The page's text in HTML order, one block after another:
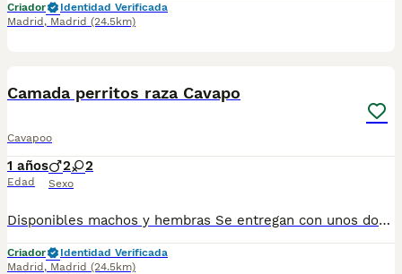
Criador
Identidad Verificada
Madrid , Madrid (24.5km)
Camada perritos raza Cavapo
Cavapoo
1 años
Edad
2 2
Sexo
Disponibles machos y hembras Se entregan con unos dos meses y medio de edad y sus vacunas correspondientes, desparasitados, certificado de salud, garantías por escrito tanto por enfermedad vírica como congénito genética. Todos los cachorros son descendientes de las mejores líneas nacionales, criados por profesionales expertos. Se entregan en toda España con transporte propio de alta calidad preparado para animales, van en vehículo climatizado con chófer particular a cargo del comprador. Teléfono / Whats app: 641 92 23 90 Precio a partir de 1000€
Criador
Identidad Verificada
Madrid , Madrid (24.5km)